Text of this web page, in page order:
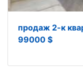
продаж 2-к
99000 $